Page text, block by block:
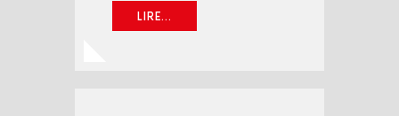
LIRE...